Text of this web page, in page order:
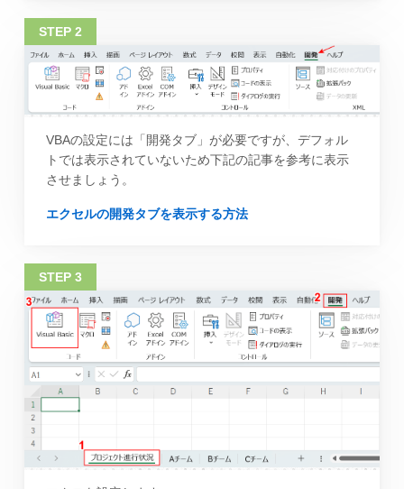
VBAの設定には「開発タブ」が必要ですが、デフォル
トでは表示されていないため下記の記事を参考に表示
させましょう。
エクセルの開発タブを表示する方法